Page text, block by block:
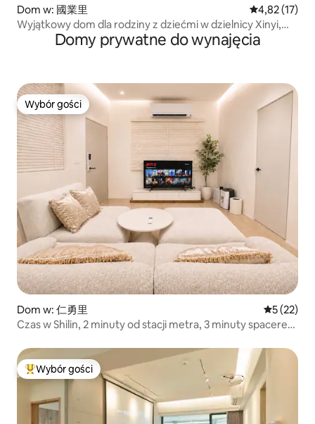
Dom w: 國業里 Średnia
4,82 (17)
Wyjątkowy dom dla rodziny z dziećmi w dzielnicy Xinyi,
bardzo duży plac zabaw dla dzieci, klimatyzacja w każdym
pomieszczeniu, Aug-flash
Domy prywatne do wynajęcia
Wybór gości
Wybór gości
Dom w: 仁勇里 Średnia
5 (22)
Czas w Shilin, 2 minuty od stacji metra, 3 minuty spacerem
przyjaciół, w pobliżu Yangmingshan, Ximending, Tamsui,
łatwy dojazd.
Najpopularniejsze z kategorii Wybór gości
Wybór gości